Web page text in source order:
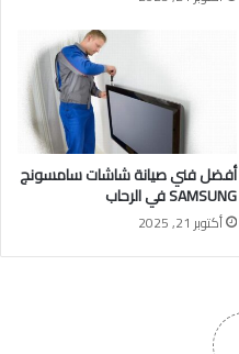
أفضل فني صيانة شاشات سامسونج
SAMSUNG في الرحاب
أكتوبر 21, 2025